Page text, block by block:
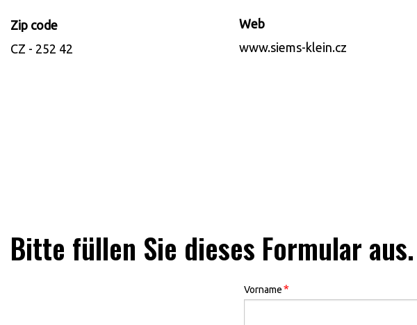
Zip code
CZ - 252 42
Web
www.siems-klein.cz
Bitte füllen Sie dieses Formular
Vorname*